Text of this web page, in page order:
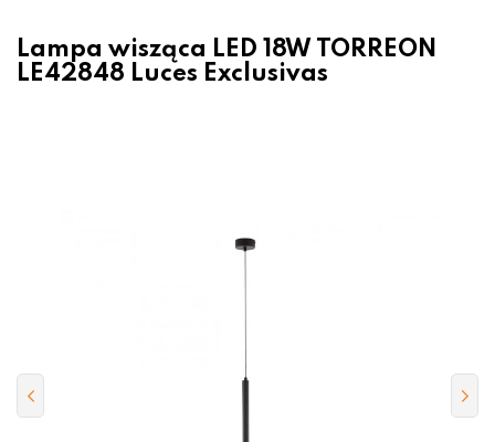
Lampa wisząca LED 18W TORREON
LE42848 Luces Exclusivas